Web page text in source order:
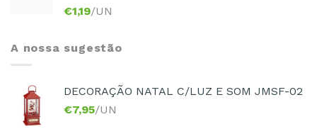
€1,19/UN
A nossa sugestão
DECORAÇÃO NATAL C/LUZ E SOM JMSF-02
€7,95/UN